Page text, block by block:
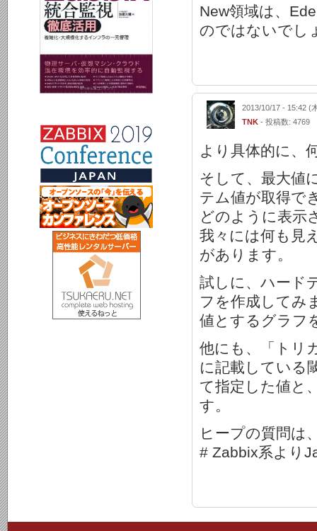
New領域は、
のではないでし
2013/10/17 - 15:42 (
TNK - 投稿数: 4769
より具体的に、
そして、最大値
テム値が取得で
どのように表示
我々には何も見
があります。
試しに、ハード
フを作成してみ
値とするグラフ
他にも、「トリ
に記載している
て指定した値と
す。
ヒープの質問は
# Zabbix系より